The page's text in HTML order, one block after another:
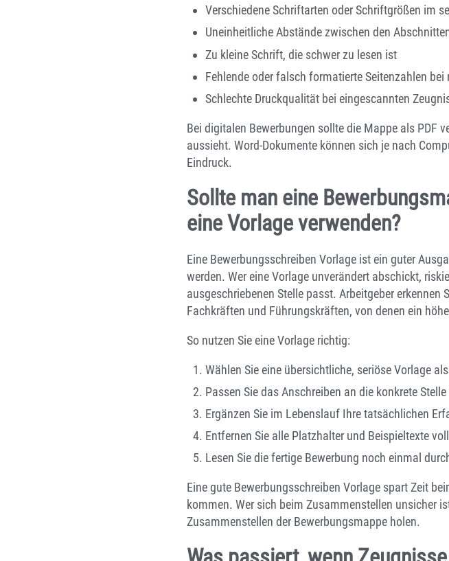
Verschiedene Schriftarten oder Schriftgrößen im
Uneinheitliche Abstände zwischen den
Zu kleine Schrift, die schwer zu lesen ist
Fehlende oder falsch formatierte Seitenzahlen
Schlechte Druckqualität bei eingescannten
Bei digitalen Bewerbungen sollte die Mappe als PDF
aussieht. Word-Dokumente können sich je nach
Eindruck.
Sollte man eine
eine Vorlage verwenden?
Eine Bewerbungsschreiben Vorlage ist ein guter
werden. Wer eine Vorlage unverändert abschickt,
ausgeschriebenen Stelle passt. Arbeitgeber
Fachkräften und Führungskräften, von denen ein
So nutzen Sie eine Vorlage richtig:
Wählen Sie eine übersichtliche, seriöse Vorlage
Passen Sie das Anschreiben an die konkrete
Ergänzen Sie im Lebenslauf Ihre tatsächlichen
Entfernen Sie alle Platzhalter und Beispieltexte
Lesen Sie die fertige Bewerbung noch einmal
Eine gute Bewerbungsschreiben Vorlage spart Zeit
kommen. Wer sich beim Zusammenstellen unsicher
Zusammenstellen der Bewerbungsmappe holen.